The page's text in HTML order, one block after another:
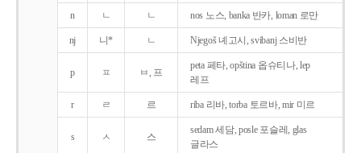
n ㄴ ㄴ nos 노스, banka 반카, loman 로만
nj 니* ㄴ Njegoš 녜고시, svibanj 스비반
p ㅍ ㅂ, 프
peta 페타, opština 옵슈티나, lep
레프
r ㄹ 르 riba 리바, torba 토르바, mir 미르
s ㅅ 스
sedam 세담, posle 포슬레, glas
글라스